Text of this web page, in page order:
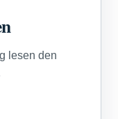
lesen den